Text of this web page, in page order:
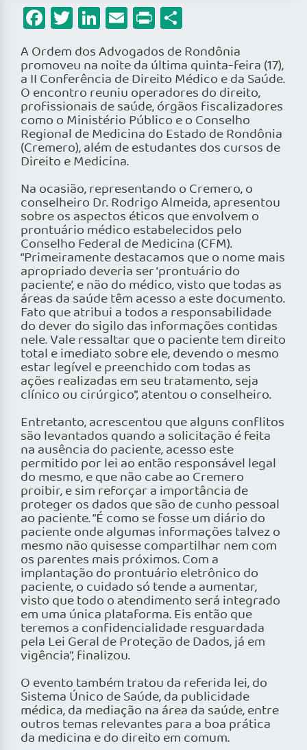
Facebook
Twitter
LinkedIn
Email
Print
A Ordem dos Advogados de Rondônia
promoveu na noite da última quinta-feira (17),
a II Conferência de Direito Médico e da Saúde.
O encontro reuniu operadores do direito,
profissionais de saúde, órgãos fiscalizadores
como o Ministério Público e o Conselho
Regional de Medicina do Estado de Rondônia
(Cremero), além de estudantes dos cursos de
Direito e Medicina.
Na ocasião, representando o Cremero, o
conselheiro Dr. Rodrigo Almeida, apresentou
sobre os aspectos éticos que envolvem o
prontuário médico estabelecidos pelo
Conselho Federal de Medicina (CFM).
“Primeiramente destacamos que o nome mais
apropriado deveria ser ‘prontuário do
paciente’, e não do médico, visto que todas as
áreas da saúde têm acesso a este documento.
Fato que atribui a todos a responsabilidade
do dever do sigilo das informações contidas
nele. Vale ressaltar que o paciente tem direito
total e imediato sobre ele, devendo o mesmo
estar legível e preenchido com todas as
ações realizadas em seu tratamento, seja
clínico ou cirúrgico”, atentou o conselheiro.
Entretanto, acrescentou que alguns conflitos
são levantados quando a solicitação é feita
na ausência do paciente, acesso este
permitido por lei ao então responsável legal
do mesmo, e que não cabe ao Cremero
proibir, e sim reforçar a importância de
proteger os dados que são de cunho pessoal
ao paciente. “É como se fosse um diário do
paciente onde algumas informações talvez o
mesmo não quisesse compartilhar nem com
os parentes mais próximos. Com a
implantação do prontuário eletrônico do
paciente, o cuidado só tende a aumentar,
visto que todo o atendimento será integrado
em uma única plataforma. Eis então que
teremos a confidencialidade resguardada
pela Lei Geral de Proteção de Dados, já em
vigência”, finalizou.
O evento também tratou da referida lei, do
Sistema Único de Saúde, da publicidade
médica, da mediação na área da saúde, entre
outros temas relevantes para a boa prática
da medicina e do direito em comum.